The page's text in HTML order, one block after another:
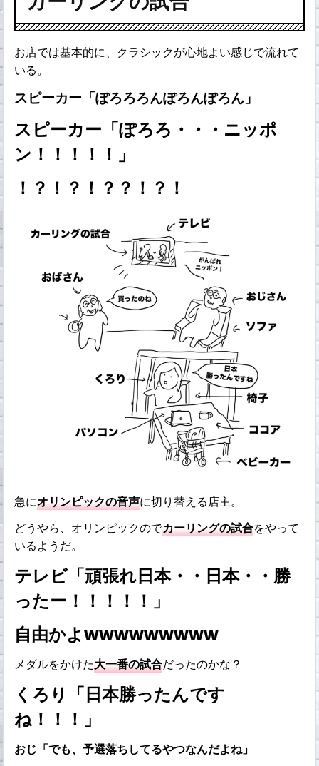
お店では基本的に、クラシックが心地よい感じで流れて
いる。
スピーカー「ぽろろろんぽろんぽろん」
スピーカー「ぽろろ・・・ニッポ
ン！！！！！」
！？！？！？？！？！
急にオリンピックの音声に切り替える店主。
どうやら、オリンピックのでカーリングの試合をやって
いるようだ。
テレビ「頑張れ日本・・日本・・勝
ったー！！！！！」
自由かよwwwwwwwww
メダルをかけた大一番の試合だったのかな？
くろり「日本勝ったんです
ね！！！」
おじ「でも、予選落ちしてるやつなんだよね」